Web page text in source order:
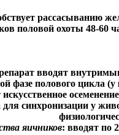
рассасыванию
половой охоты 48-60
вводят
фазе полового цикла (у
синхронизации у
яичников: вводят по